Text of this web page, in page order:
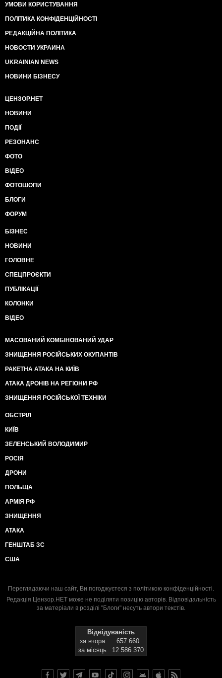
УМОВИ КОРИСТУВАННЯ
ПОЛІТИКА КОНФІДЕНЦІЙНОСТІ
РЕДАКЦІЙНА ПОЛІТИКА
НОВОСТИ УКРАИНА
UKRAINIAN NEWS
НОВИНИ БІЗНЕСУ
ЦЕНЗОР.НЕТ
НОВИНИ
ПОДІЇ
РЕЗОНАНС
ФОТО
ВІДЕО
ФОТОШОПИ
БЛОГИ
ФОРУМ
БІЗНЕС
НОВИНИ
ГОЛОВНЕ
СПЕЦПРОЄКТИ
ПУБЛІКАЦІЇ
КОЛОНКИ
ВІДЕО
МАСОВАНИЙ КОМБІНОВАНИЙ УДАР
ЗНИЩЕННЯ РОСІЙСЬКИХ ОКУПАНТІВ
РАКЕТНА АТАКА НА КИЇВ
АТАКА ДРОНІВ НА РЕГІОНИ РФ
ЗНИЩЕННЯ РОСІЙСЬКОЇ ТЕХНІКИ
ОБСТРІЛ
КИЇВ
ЗЕЛЕНСЬКИЙ ВОЛОДИМИР
РОСІЯ
ДРОНИ
ПОЛЬЩА
АРМІЯ РФ
ЗНИЩЕННЯ
АТАКА
ГЕНШТАБ ЗС
США
Переглядаючи наш сайт, Ви погоджуєтеся з політикою конфіденційності.
Редакція Цензор.НЕТ може не поділяти позицію авторів. Відповідальність
за матеріали в розділі "Блоги" несуть автори текстів.
Відвідуваність
за вчора
657 660
за місяць
12 586 370